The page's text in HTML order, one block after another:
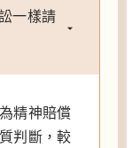
一樣請
精神賠償
判斷，較